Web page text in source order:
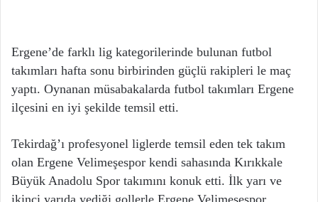
Ergene’de farklı lig kategorilerinde bulunan futbol
takımları hafta sonu birbirinden güçlü rakipleri le maç
yaptı. Oynanan müsabakalarda futbol takımları Ergene
ilçesini en iyi şekilde temsil etti.
Tekirdağ’ı profesyonel liglerde temsil eden tek takım
olan Ergene Velimeşespor kendi sahasında Kırıkkale
Büyük Anadolu Spor takımını konuk etti. İlk yarı ve